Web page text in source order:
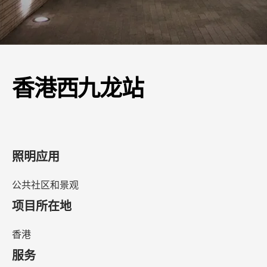
香港西九龙站
照明应用
公共社区和景观
项目所在地
香港
服务